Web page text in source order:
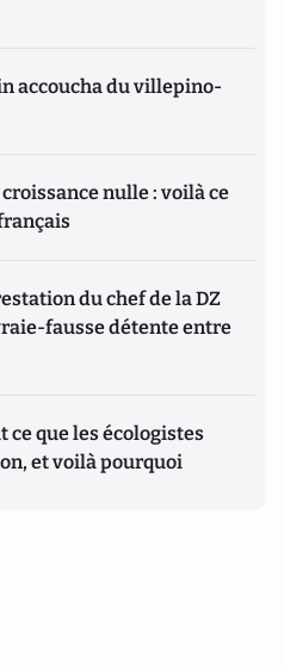
accoucha du villepino-
nulle : voilà ce
du chef de la DZ
fausse détente entre
ce que les écologistes
et voilà pourquoi